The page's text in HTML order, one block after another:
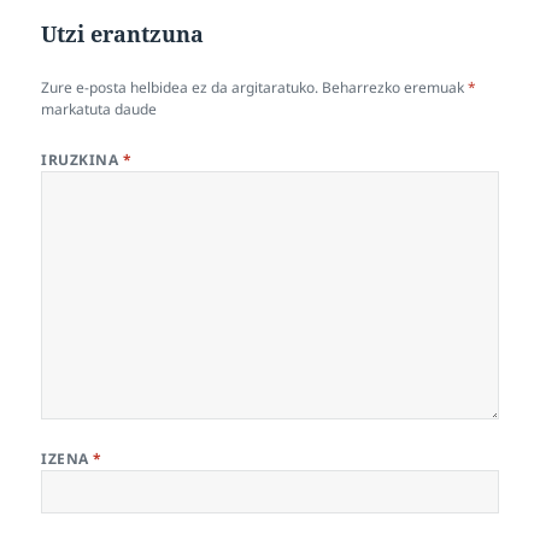
Utzi erantzuna
Zure e-posta helbidea ez da argitaratuko. Beharrezko eremuak*
markatuta daude
IRUZKINA *
IZENA*